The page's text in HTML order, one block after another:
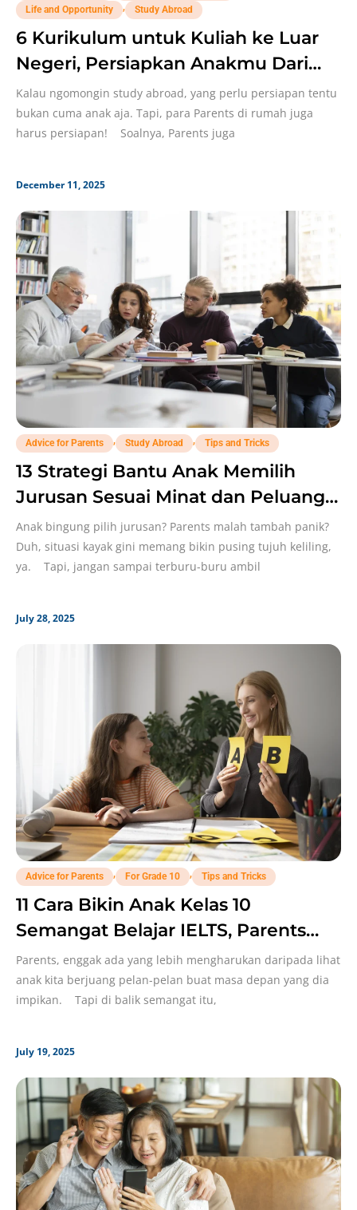
Life and Opportunity
, Study Abroad
6 Kurikulum untuk Kuliah ke Luar
Negeri, Persiapkan Anakmu Dari
Sekarang!
Kalau ngomongin study abroad, yang perlu persiapan tentu
bukan cuma anak aja. Tapi, para Parents di rumah juga
harus persiapan! Soalnya, Parents juga
December 11, 2025
Advice for Parents , Study Abroad , Tips and Tricks
13 Strategi Bantu Anak Memilih
Jurusan Sesuai Minat dan Peluang
Kerja Demi Masa Depan Mereka!
Anak bingung pilih jurusan? Parents malah tambah panik?
Duh, situasi kayak gini memang bikin pusing tujuh keliling,
ya. Tapi, jangan sampai terburu-buru ambil
July 28, 2025
Advice for Parents , For Grade 10 , Tips and Tricks
11 Cara Bikin Anak Kelas 10
Semangat Belajar IELTS, Parents
Merapat!
Parents, enggak ada yang lebih mengharukan daripada lihat
anak kita berjuang pelan-pelan buat masa depan yang dia
impikan. Tapi di balik semangat itu,
July 19, 2025